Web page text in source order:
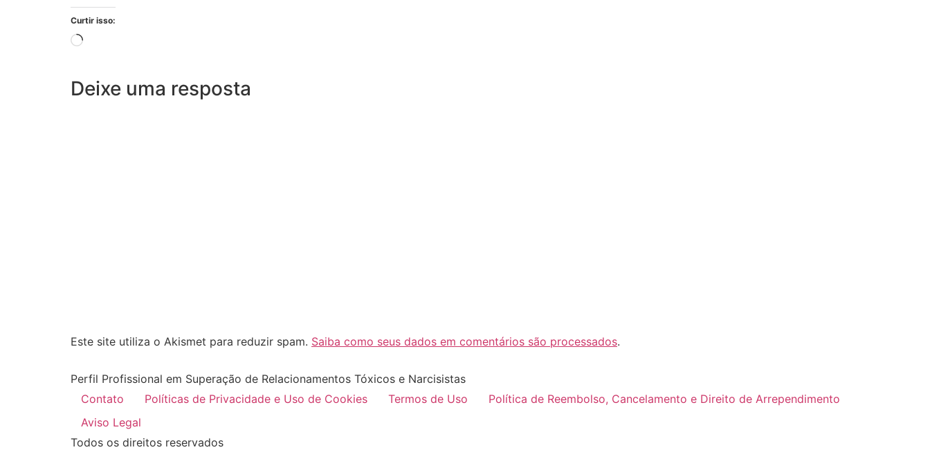
Curtir isso:
Deixe uma resposta
Este site utiliza o Akismet para reduzir spam. Saiba como seus dados em comentários são processados.
Perfil Profissional em Superação de Relacionamentos Tóxicos e Narcisistas
Contato
Políticas de Privacidade e Uso de Cookies Termos de Uso
Política de Reembolso, Cancelamento e Direito de Arrependimento
Aviso Legal
Todos os direitos reservados